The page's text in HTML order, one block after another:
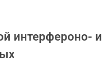
интерфероно- и